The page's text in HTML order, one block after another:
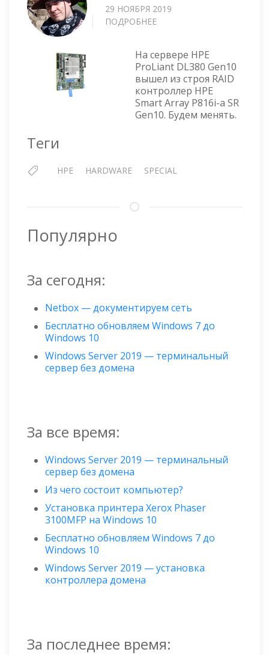
29 НОЯБРЯ 2019
ПОДРОБНЕЕ
КОНТРОЛЛЕРА
HPE
SMART
ARRAY
P816I-
На сервере HPE
ProLiant DL380 Gen10
вышел из строя RAID
контроллер HPE
Smart Array P816i-a SR
Gen10. Будем менять.
Теги
HPE HARDWARE SPECIAL
Популярно
За сегодня:
Netbox — документируем сеть
Бесплатно обновляем Windows 7 до
Windows 10
Windows Server 2019 — терминальный
сервер без домена
За все время:
Windows Server 2019 — терминальный
сервер без домена
Из чего состоит компьютер?
Установка принтера Xerox Phaser
3100MFP на Windows 10
Бесплатно обновляем Windows 7 до
Windows 10
Windows Server 2019 — установка
контроллера домена
За последнее время: